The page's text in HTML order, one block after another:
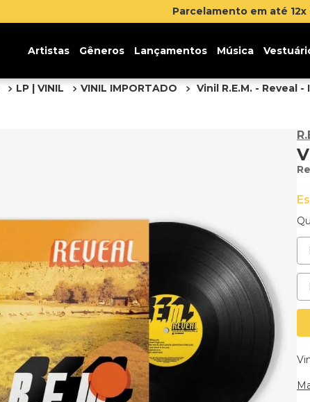
Parcelamento em até
Artistas Gêneros Lançamentos Música
LP | VINIL VINIL IMPORTADO Vinil R.E.M. - Reveal